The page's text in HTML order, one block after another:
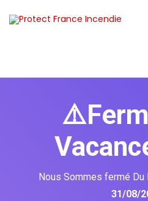
Nous Sommes fermé Du
31/08/